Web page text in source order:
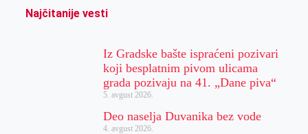
Najčitanije vesti
Iz Gradske bašte ispraćeni pozivari
koji besplatnim pivom ulicama
grada pozivaju na 41. „Dane piva“
5. avgust 2026.
Deo naselja Duvanika bez vode
4. avgust 2026.